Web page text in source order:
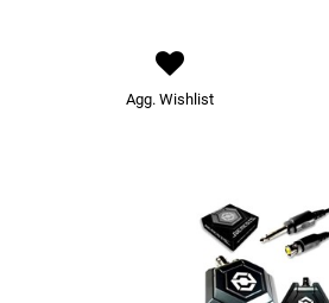
Agg. Wishlist